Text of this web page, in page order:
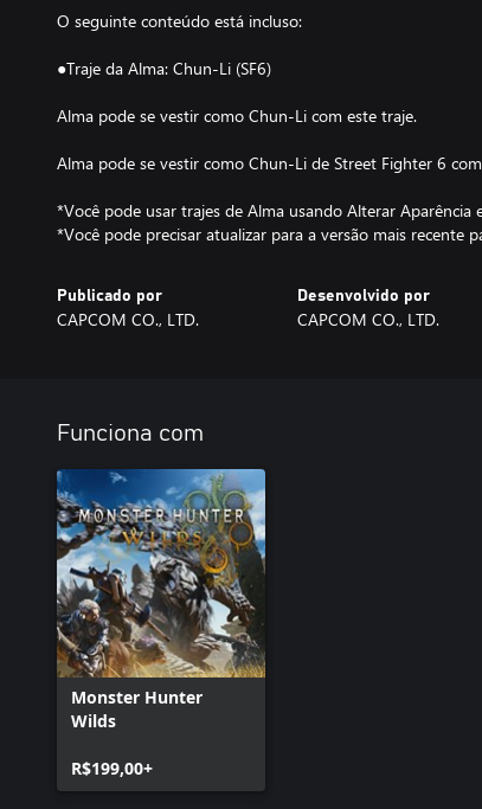
O seguinte conteúdo está incluso:
●Traje da Alma: Chun-Li (SF6)
Alma pode se vestir como Chun-Li com este traje.
Alma pode se vestir como Chun-Li de Street Fighter 6
*Você pode usar trajes de Alma usando Alterar Aparência
*Você pode precisar atualizar para a versão mais recente
Publicado por
CAPCOM CO., LTD.
Desenvolvido por
CAPCOM CO., LTD.
Funciona com
Monster Hunter
Wilds
R$199,00+